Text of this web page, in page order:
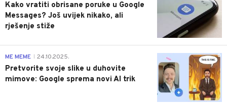
Kako vratiti obrisane poruke u Google
Messages? Još uvijek nikako, ali
rješenje stiže
0
ME MEME 24.10.2025.
Pretvorite svoje slike u duhovite
mimove: Google sprema novi AI trik